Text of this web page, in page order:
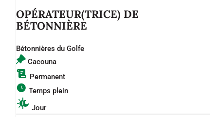
OPÉRATEUR(TRICE) DE
BÉTONNIÈRE
Bétonnières du Golfe
Cacouna
Permanent
Temps plein
Jour